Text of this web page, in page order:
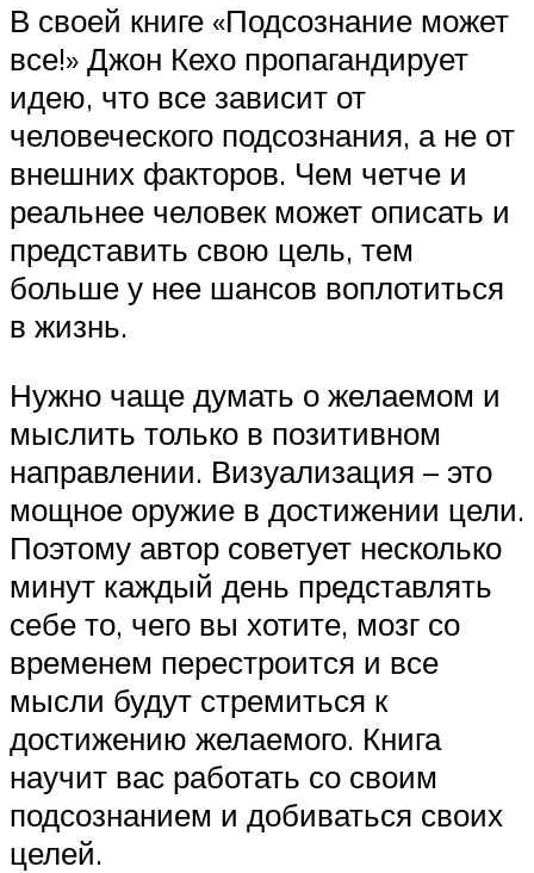
В своей книге «Подсознание может
все!» Джон Кехо пропагандирует
идею, что все зависит от
человеческого подсознания, а не от
внешних факторов. Чем четче и
реальнее человек может описать и
представить свою цель, тем
больше у нее шансов воплотиться
в жизнь.
Нужно чаще думать о желаемом и
мыслить только в позитивном
направлении. Визуализация – это
мощное оружие в достижении цели.
Поэтому автор советует несколько
минут каждый день представлять
себе то, чего вы хотите, мозг со
временем перестроится и все
мысли будут стремиться к
достижению желаемого. Книга
научит вас работать со своим
подсознанием и добиваться своих
целей.